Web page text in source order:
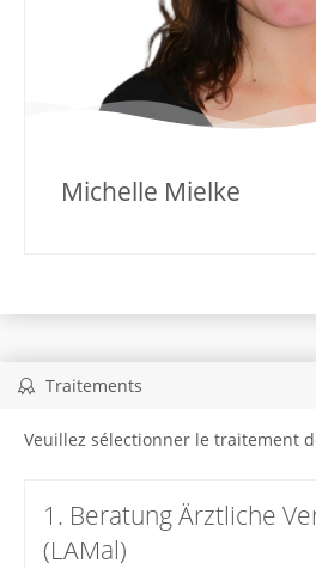
Michelle Mielke
Traitements
Veuillez sélectionner le traitement
1. Beratung Ärztliche
(LAMal)